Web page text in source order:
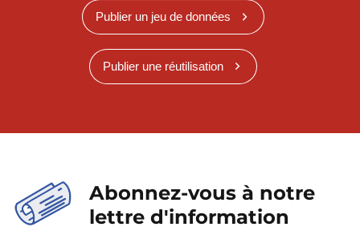
Publier un jeu de données
Publier une réutilisation
Abonnez-vous à notre
lettre d'information